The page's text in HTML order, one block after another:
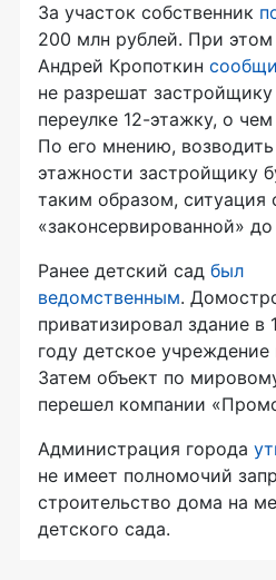
За участок собственник
200 млн рублей. При этом
Андрей Кропоткин
не разрешат
переулке 12-этажку, о чем
По его мнению,
этажности застройщику
таким образом, ситуация
«законсервированной»
Ранее детский сад был
ведомственным.
приватизировал здание в
году детское учреждение
Затем объект по
перешел компании
Администрация города
не имеет полномочий
строительство дома на
детского сада.